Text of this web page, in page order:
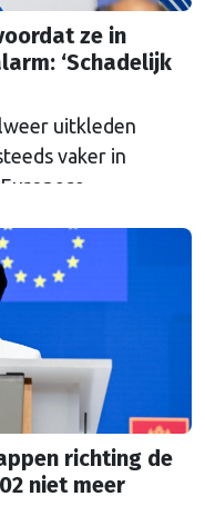
ze in
‘Schadelijk
uitkleden
vaker in
richting de
niet meer